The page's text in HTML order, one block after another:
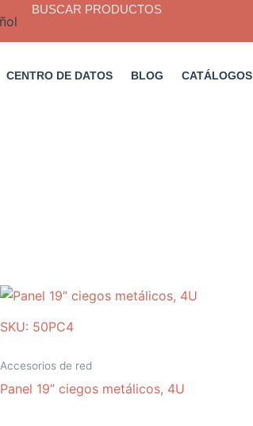
BUSCAR PRODUCTOS
CENTRO DE DATOS BLOG CATÁLOGOS
SKU: 50PC4
Accesorios de red
Panel 19” ciegos metálicos, 4U